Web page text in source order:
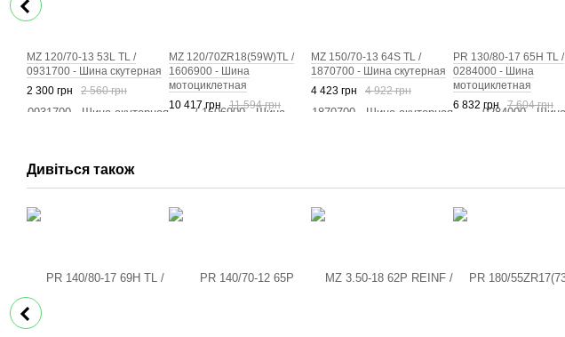
MZ 120/70-13 53L TL /
0931700 - Шина скутерная
2 300 грн
2 560 грн
MZ 120/70ZR18(59W)TL /
1606900 - Шина
мотоциклетная
10 417 грн
11 594 грн
MZ 150/70-13 64S TL /
1870700 - Шина скутерная
4 423 грн
4 922 грн
PR 130/80-17 65H TL /
0284000 - Шина
мотоциклетная
6 832 грн
7 604 грн
Дивіться також